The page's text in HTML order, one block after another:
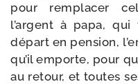
pour rem­pla­cer
l’argent à papa,
départ en pen­sion,
qu’il emporte, pour
au retour, et toutes